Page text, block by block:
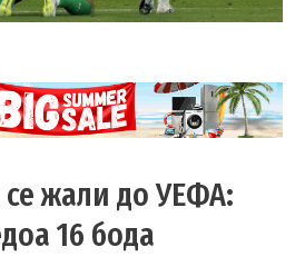
жали до УЕФА:
16 бода